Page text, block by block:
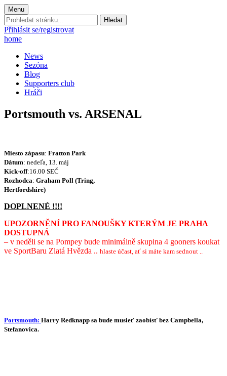
Menu
Prohledat
stránku:
Přihlásit se/registrovat
home
News
Sezóna
Blog
Supporters club
Hráči
Portsmouth vs. ARSENAL
Miesto zápasu: Fratton Park
Dátum: nedeľa, 13. máj
Kick-off:16.00 SEČ
Rozhodca: Graham Poll (Tring,
Hertfordshire)
DOPLNENÉ !!!!
UPOZORNĚNÍ PRO FANOUŠKY KTERÝM JE PRAHA
DOSTUPNÁ
– v neděli se na Pompey bude minimálně skupina 4 gooners koukat
ve SportBaru Zlatá Hvězda .. hlaste účast, ať si máte kam sednout ..
Portsmouth: Harry Redknapp sa bude musieť zaobísť bez Campbella,
Stefanovica.